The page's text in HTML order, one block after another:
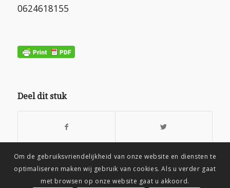
0624618155
Deel dit stuk
Om de gebruiksvriendelijkheid van onze website en diensten te
optimaliseren maken wij gebruik van cookies. Als u verder gaat
met browsen op onze website gaat u akkoord.